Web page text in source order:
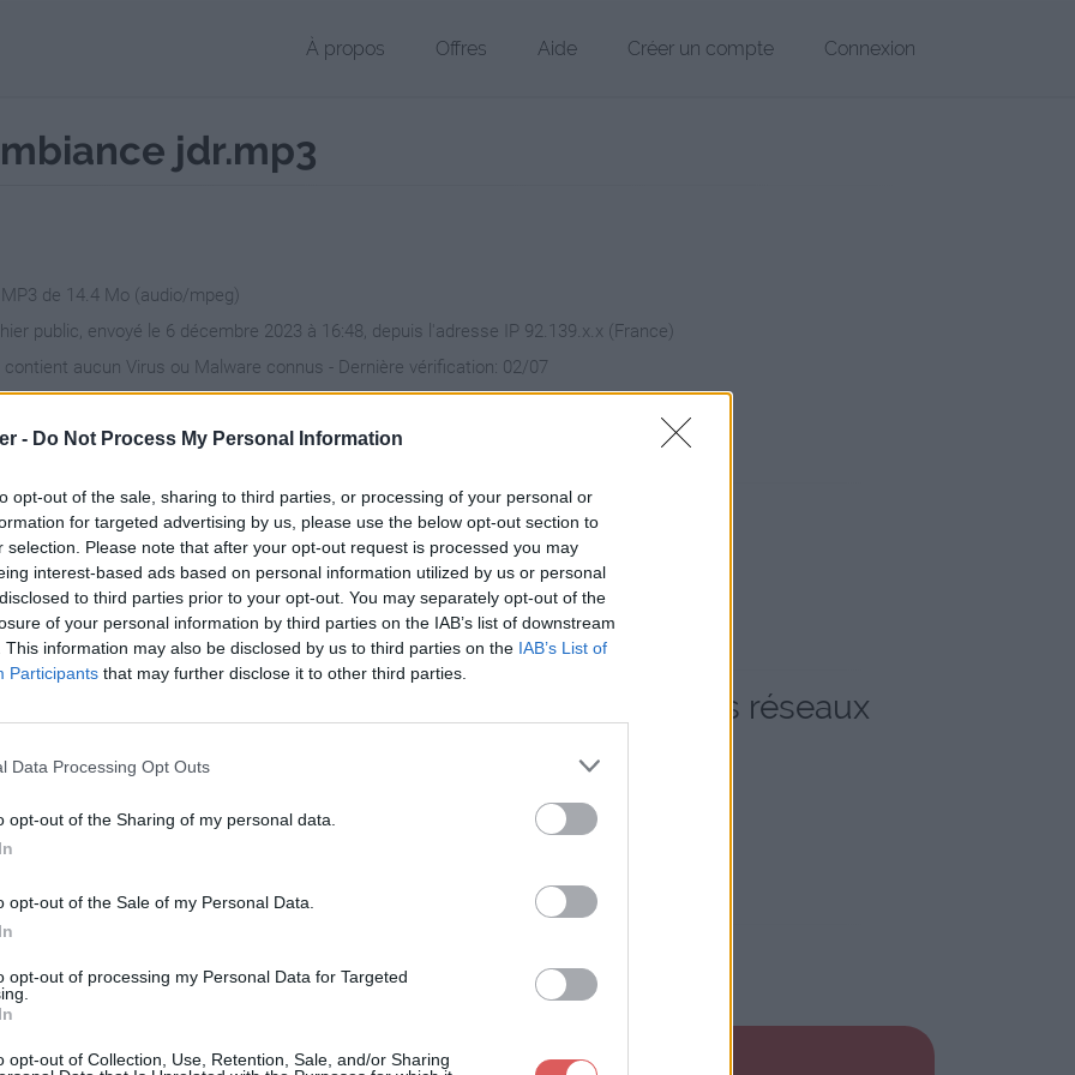
- Do Not Process My Personal Information
opt-out of the sale, sharing to third parties, or processing of your personal or
for targeted advertising by us, please use the below opt-out section to
selection. Please note that after your opt-out request is processed you may
interest-based ads based on personal information utilized by us or personal
to third parties prior to your opt-out. You may separately opt-out of the
of your personal information by third parties on the IAB’s list of downstream
This information may also be disclosed by us to third parties on the IAB’s List of
Participants that may further disclose it to other third parties.
Data Processing Opt Outs
opt-out of the Sharing of my personal data.
opt-out of the Sale of my Personal Data.
opt-out of processing my Personal Data for Targeted
opt-out of Collection, Use, Retention, Sale, and/or Sharing
À propos Offres Aide Créer un compte Connexion
jdr.mp3
de 14.4 Mo (audio/mpeg)
public, envoyé le 6 décembre 2023 à 16:48, depuis l'adresse IP 92.139.x.x (France)
contient aucun Virus ou Malware connus - Dernière vérification: 02/07
fichier.fr/2023/12/06/village-medieval-1h-ambiance-jdr/
1h-ambiance-jdr.mp3 sur le Web et les réseaux
medieval-1h-ambiance-jdr.mp3
1h-ambiance-jdr.mp3